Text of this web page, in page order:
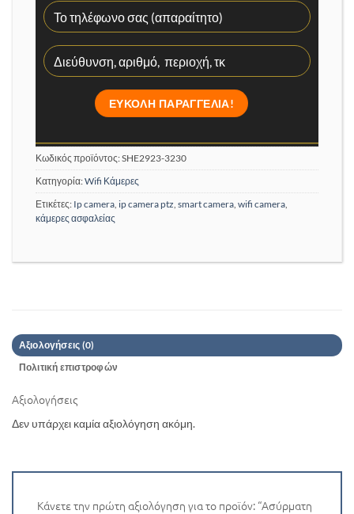
Κωδικός προϊόντος:SHE2923-3230
Κατηγορία:Wifi Κάμερες
Ετικέτες: Ip camera ip camera ptz smart camera wifi camera
κάμερες ασφαλείας
Αξιολογήσεις (0)
Πολιτική επιστροφών
Αξιολογήσεις
Δεν υπάρχει καμία αξιολόγηση ακόμη.
Κάνετε την πρώτη αξιολόγηση για το προϊόν: “Ασύρματη